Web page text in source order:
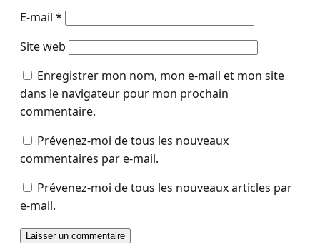
E-mail *
Site web
Enregistrer mon nom, mon e-mail et mon site
dans le navigateur pour mon prochain
commentaire.
Prévenez-moi de tous les nouveaux
commentaires par e-mail.
Prévenez-moi de tous les nouveaux articles par
e-mail.